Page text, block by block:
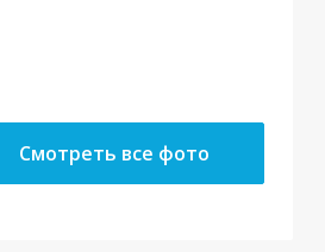
Смотреть все фото